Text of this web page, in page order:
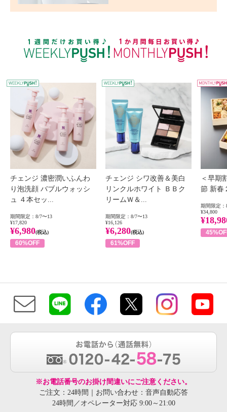
WEEKLY PUSH
チェンジ 濃密潤いふんわ
り泡洗顔 バブルウォッシ
ュ ４本セッ...
期間限定：8/7〜13
¥17,820
¥6,980(税込)
60%OFF
チェンジ シワ改善＆美白
リンクルホワイト ＢＢク
リームＷ＆...
期間限定：8/7〜13
¥16,126
¥6,280(税込)
61%OFF
＜早期
節 新春
期間限定：
¥34,800
※お電話番号のお掛け間違いにご注意ください。
ご注文：24時間｜お問い合わせ：音声自動応答
24時間／オペレーター対応 9:00～21:00